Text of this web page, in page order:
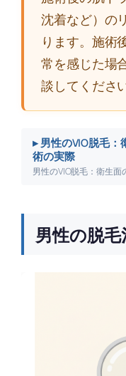
沈着など）の
ります。施術
常を感じた場
談してください
▸ 男性のVIO脱毛：
術の実際
男性の脱